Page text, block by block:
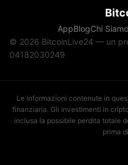
AppBlogChi Siamo
© 2026 BitcoinLive24 — un
04182030249
Le informazioni contenute in
finanziaria. Gli investimenti in
inclusa la possibile perdita totale
prima